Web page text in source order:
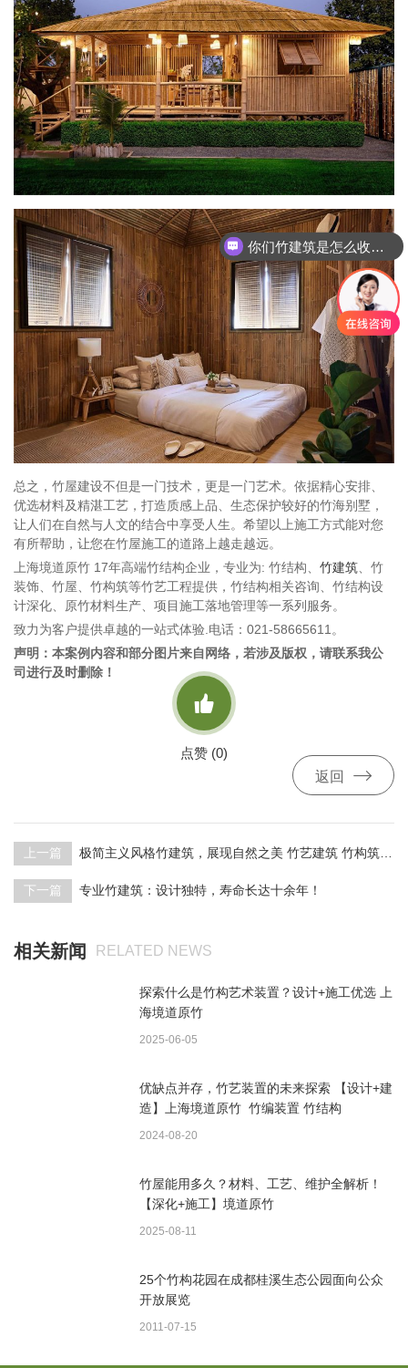
总之，竹屋建设不但是一门技术，更是一门艺术。依据精心安排、
优选材料及精湛工艺，打造质感上品、生态保护较好的竹海别墅，
让人们在自然与人文的结合中享受人生。希望以上施工方式能对您
有所帮助，让您在竹屋施工的道路上越走越远。
上海境道原竹 17年高端竹结构企业，专业为: 竹结构、 竹建筑 、竹
装饰、竹屋、竹构筑等竹艺工程提供，竹结构相关咨询、竹结构设
计深化、原竹材料生产、项目施工落地管理等一系列服务。
致力为客户提供卓越的一站式体验.电话：021-58665611。
声明：本案例内容和部分图片来自网络，若涉及版权，请联系我公
司进行及时删除！

点赞 (0)
返回

上一篇
下一篇 专业竹建筑：设计独特，寿命长达十余年！
相关新闻 RELATED NEWS
探索什么是竹构艺术装置？设计+施工优选 上
海境道原竹
2025-06-05
优缺点并存，竹艺装置的未来探索 【设计+建
造】上海境道原竹 竹编装置 竹结构
2024-08-20
竹屋能用多久？材料、工艺、维护全解析！
【深化+施工】境道原竹
2025-08-11
25个竹构花园在成都桂溪生态公园面向公众
开放展览
2011-07-15